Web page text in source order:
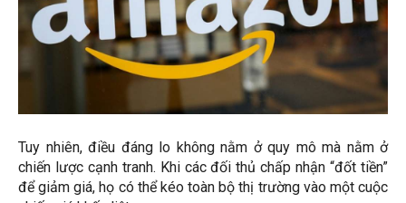
Tuy nhiên, điều đáng lo không nằm ở quy mô mà nằm ở
chiến lược cạnh tranh. Khi các đối thủ chấp nhận “đốt tiền”
để giảm giá, họ có thể kéo toàn bộ thị trường vào một cuộc